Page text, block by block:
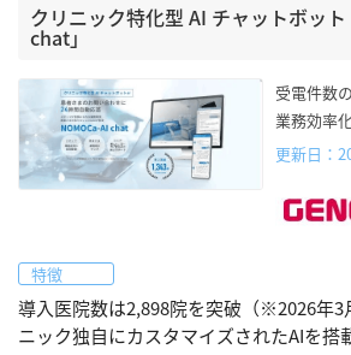
クリニック特化型 AI チャットボッ
chat」
受電件数
業務効率
更新日：
特徴
導入医院数は2,898院を突破（※2026年3
ニック独自にカスタマイズされたAIを搭